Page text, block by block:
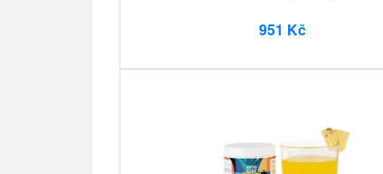
951 Kč